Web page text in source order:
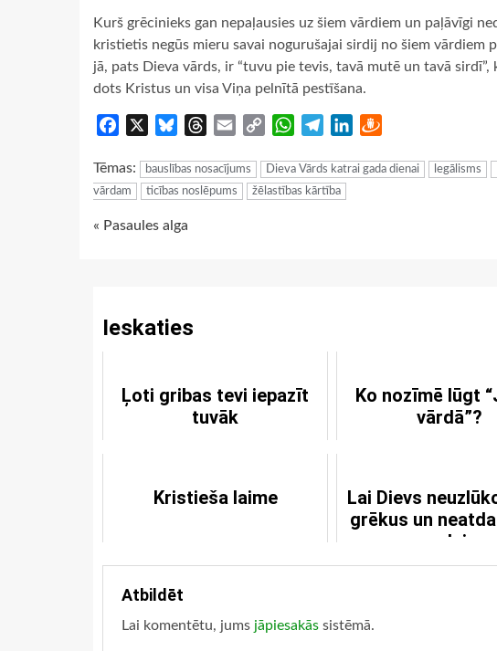
Kurš grēcinieks gan nepaļausies uz šiem vārdiem un paļāvīgi
kristietis negūs mieru savai nogurušajai sirdij no šiem vārdiem
jā, pats Dieva vārds, ir “tuvu pie tevis, tavā mutē un tavā
dots Kristus un visa Viņa pelnītā pestīšana.
Facebook BlueskyThreads
Email
Copy
WhatsApp
TelegramLinkedIn
Tēmas: bauslības nosacījums Dieva Vārds katrai gada dienai legālisms
vārdam
ticības noslēpums žēlastības kārtība
Continue
« Pasaules alga
Ieskaties
Ļoti gribas tevi iepazīt
tuvāk
Ko nozīmē lūgt
vārdā”?
Kristieša laime
Lai Dievs
grēkus un
nopelniem
Atbildēt
Lai komentētu, jums jāpiesakās sistēmā.